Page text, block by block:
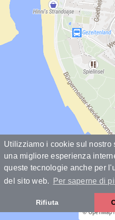
Utilizziamo i cookie sul nostro
una migliore esperienza
queste tecnologie anche per
del sito web.
Per saperne di
Rifiuta
©